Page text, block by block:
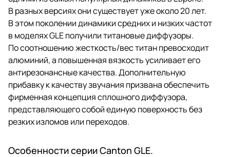
В разных версиях они существует уже около 20 лет.
В этом поколении динамики средних и низких частот
в моделях GLE получили титановые диффузоры.
По соотношению жесткость/вес титан превосходит
алюминий, а повышенная вязкость усиливает его
антирезонансные качества. Дополнительную
прибавку к качеству звучания призвана обеспечить
фирменная концепция сплошного диффузора,
представляющего собой единую поверхность без
резких изломов или переходов.
Особенности серии Canton GLE.